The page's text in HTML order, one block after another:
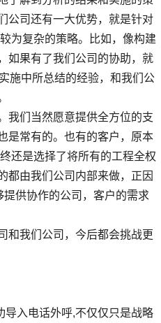
公司还有一大优势，就是针对
为复杂的策略。比如，像构建
如果有了我们公司的协助，就
施中所总结的经验，和我们公
我们当然愿意提供全方位的支
是常有的。也有的客户，原本
还是选择了将所有的工程全权
都由我们公司内部来做，正因
供协作的公司，客户的需求
和我们公司，今后都会挑战更
入电话外呼,不仅仅只是战略